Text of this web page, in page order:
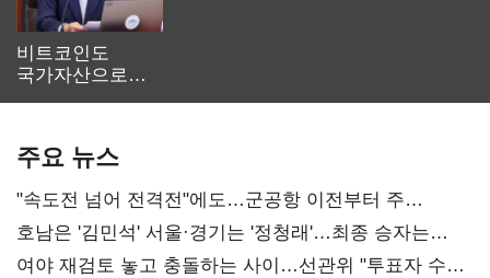
비트코인도
국가자산으로…'
주요 뉴스
"속도전 넘어 전격전"에도…군공항 이전부터 주
52시간까지 '뇌관'
호남은 '김민석' 서울·경기는 '정청래'…최종 승자는
'안갯속'
여야 재검토 놓고 충돌하는 사이…선관위 "투표자 수